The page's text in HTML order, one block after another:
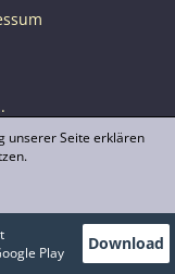
unter CC BY-SA,
angegeben
Play
Download
unserer Seite erklären